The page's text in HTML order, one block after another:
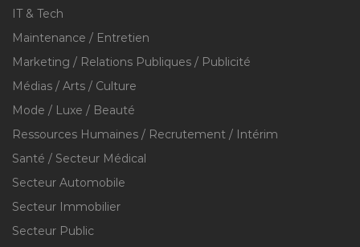
IT & Tech
Maintenance / Entretien
Marketing / Relations Publiques / Publicité
Médias / Arts / Culture
Mode / Luxe / Beauté
Ressources Humaines / Recrutement / Intérim
Santé / Secteur Médical
Secteur Automobile
Secteur Immobilier
Secteur Public